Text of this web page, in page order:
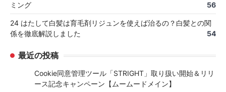
ミング
56
24 はたして白髪は育毛剤リジュンを使えば治るの？白髪との関
係を徹底解説しました
54
最近の投稿
Cookie同意管理ツール「STRIGHT」取り扱い開始＆リリ
ース記念キャンペーン【ムームードメイン】